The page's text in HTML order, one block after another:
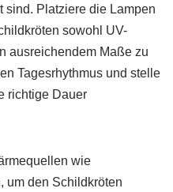
Platziere die Lampen
sowohl UV-
ausreichendem Maße zu
Tagesrhythmus und stelle
richtige Dauer
wie
um den Schildkröten